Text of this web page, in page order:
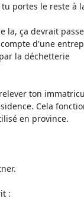
portes le reste à
la, ça devrait
d'une
la déchetterie
ton
Cela
en province.
: